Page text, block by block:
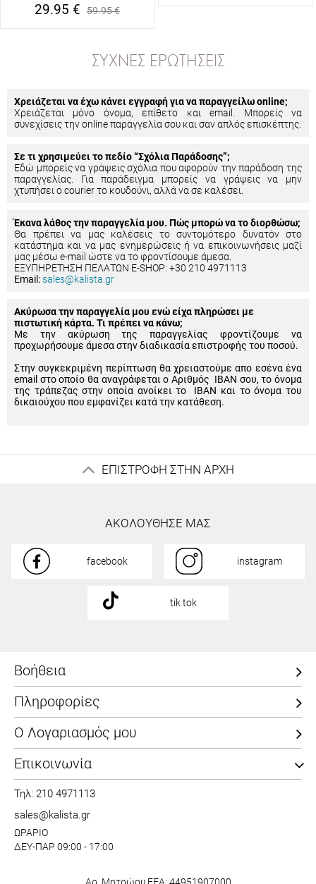
29.95 € 59.95€
ΣΥΧΝΈΣ ΕΡΩΤΉΣΕΙΣ
Χρειάζεται να έχω κάνει εγγραφή για να παραγγείλω online;
Χρειάζεται μόνο όνομα, επίθετο και email. Μπορείς να
συνεχίσεις την online παραγγελία σου και σαν απλός επισκέπτης.
Σε τι χρησιμεύει το πεδίο “Σχόλια Παράδοσης”;
Εδώ μπορείς να γράψεις σχόλια που αφορούν την παράδοση της
παραγγελίας. Για παράδειγμα μπορείς να γράψεις να μην
χτυπήσει ο courier το κουδούνι, αλλά να σε καλέσει.
Έκανα λάθος την παραγγελία μου. Πώς μπορώ να το διορθώσω;
Θα πρέπει να μας καλέσεις το συντομότερο δυνατόν στο
κατάστημα και να μας ενημερώσεις ή να επικοινωνήσεις μαζί
μας μέσω e-mail ώστε να το φροντίσουμε άμεσα.
ΕΞΥΠΗΡΕΤΗΣΗ ΠΕΛΑΤΩΝ E-SHOP: +30 210 4971113
Email:sales@kalista.gr
Ακύρωσα την παραγγελία μου ενώ είχα πληρώσει με
πιστωτική κάρτα. Τι πρέπει να κάνω;
Με την ακύρωση της παραγγελίας φροντίζουμε να
προχωρήσουμε άμεσα στην διαδικασία επιστροφής του ποσού.
Στην συγκεκριμένη περίπτωση θα χρειαστούμε απο εσένα ένα
email στο οποίο θα αναγράφεται ο Αριθμός IBAN σου, το όνομα
της τράπεζας στην οποία ανοίκει το IBAN και το όνομα του
δικαιούχου που εμφανίζει κατά την κατάθεση.
ΕΠΙΣΤΡΟΦΗ ΣΤΗΝ ΑΡΧΗ
ΑΚΟΛΟΥΘΗΣΕ ΜΑΣ
facebook instagram
tik tok
Βοήθεια
Πληροφορίες
Ο Λογαριασμός μου
Επικοινωνία
Τηλ: 210 4971113
sales@kalista.gr
ΩΡΑΡΙΟ
ΔΕΥ-ΠΑΡ 09:00 - 17:00